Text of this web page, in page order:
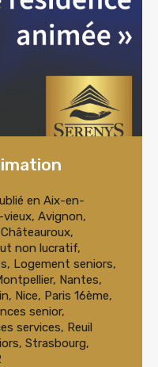
en Aix-en-
, Avignon,
Châteauroux,
non lucratif,
, Logement seniors,
, Nantes,
, Nice, Paris 16ème,
senior,
services, Reuil
, Strasbourg,